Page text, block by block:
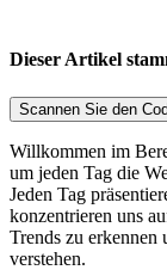
Dieser Artikel
Scannen Sie den
Willkommen im
um jeden Tag die
Jeden Tag
konzentrieren uns
Trends zu
verstehen.